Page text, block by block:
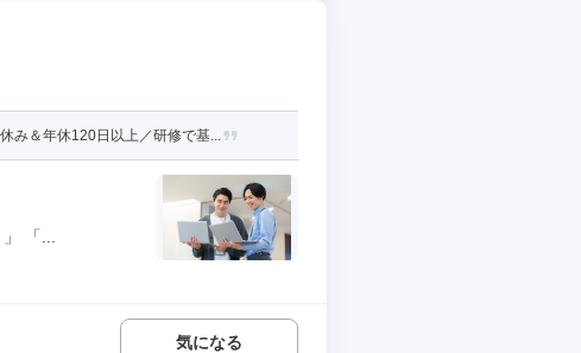
み＆年休120日以上／研修で基...
「...
気になる